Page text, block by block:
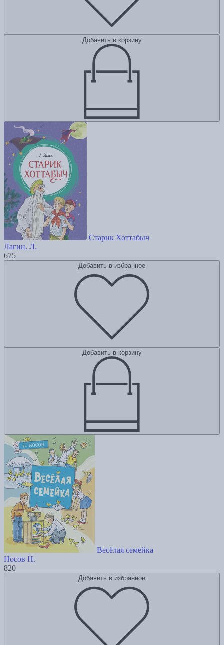
Добавить в корзину
Старик Хоттабыч
Лагин. Л.
675
Добавить в избранное
Добавить в корзину
Весёлая семейка
Носов Н.
820
Добавить в избранное